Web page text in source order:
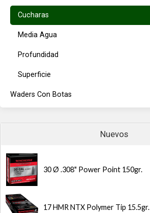
Cucharas
Media Agua
Profundidad
Superficie
Waders Con Botas
Nuevos
30 Ø .308" Power Point 150gr.
17 HMR NTX Polymer Tip 15.5gr.